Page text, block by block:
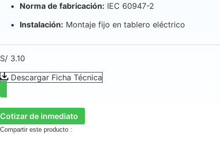
Norma de fabricación: IEC 60947-2
Instalación: Montaje fijo en tablero eléctrico
S/ 3.10
Descargar Ficha Técnica
Cotizar de inmediato
Compartir este producto :